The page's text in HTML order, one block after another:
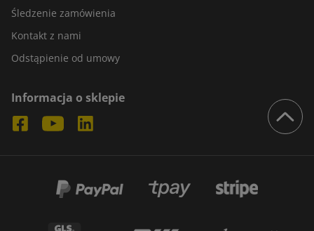
Śledzenie zamówienia
Kontakt z nami
Odstąpienie od umowy
Informacja o sklepie